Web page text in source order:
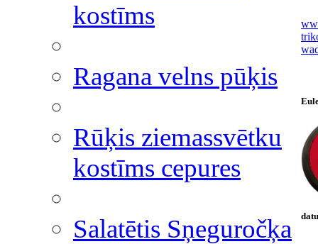
kostīms
Ragana velns pūķis
Rūķis ziemassvētku
kostīms cepures
Salatētis Sņeguročķa